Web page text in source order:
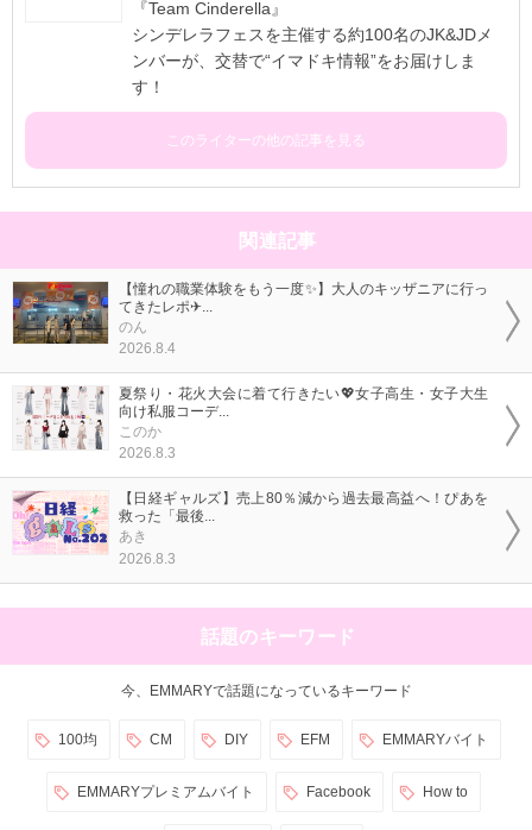
『Team Cinderella』
シンデレラフェスを主催する約100名のJK&JDメ
ンバーが、交替で“イマドキ情報”をお届けしま
す！
このライターの他の記事を見る
関連記事
【憧れの職業体験をもう一度✨】大人のキッザニアに行っ
てきたレポ✈...
のん
2026.8.4
夏祭り・花火大会に着て行きたい💖女子高生・女子大生
向け私服コーデ...
このか
2026.8.3
【日経ギャルズ】売上80％減から過去最高益へ！ぴあを
救った「最後...
あき
2026.8.3
話題のキーワード
今、EMMARYで話題になっているキーワード
100均 CM DIY EFM EMMARYバイト
EMMARYプレミアムバイト Facebook How to